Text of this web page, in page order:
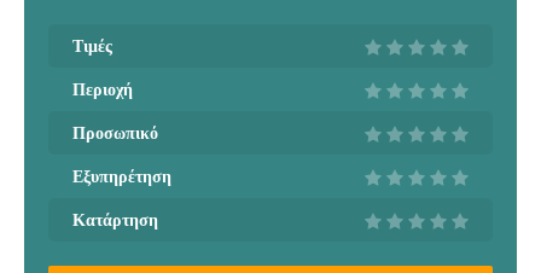
Τιμές
Περιοχή
Προσωπικό
Εξυπηρέτηση
Κατάρτηση